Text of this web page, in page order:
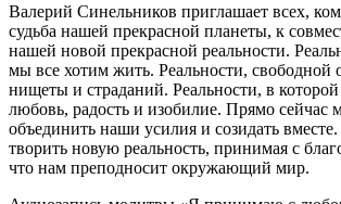
Валерий Синельников приглашает всех,
судьба нашей прекрасной планеты, к
нашей новой прекрасной реальности.
мы все хотим жить. Реальности, свободной
нищеты и страданий. Реальности, в
любовь, радость и изобилие. Прямо
объединить наши усилия и созидать
творить новую реальность, принимая с
что нам преподносит окружающий мир.